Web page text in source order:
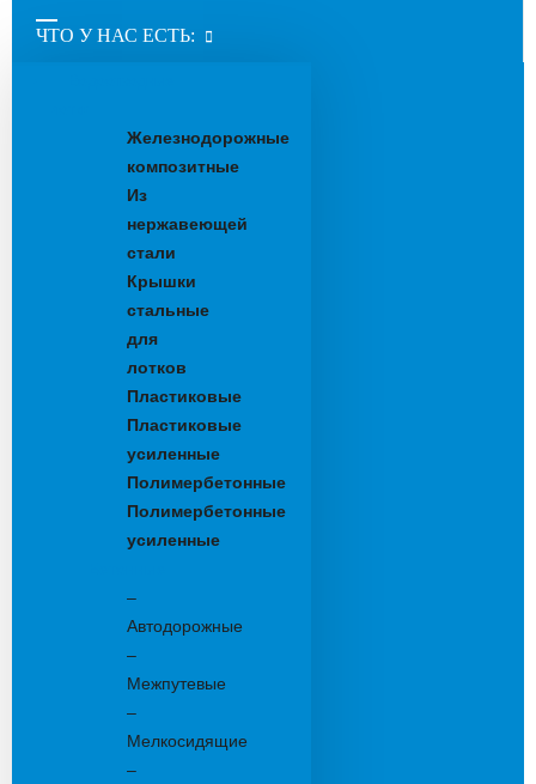
ЧТО У НАС ЕСТЬ:
Железнодорожные
композитные
Из
нержавеющей
стали
Крышки
стальные
для
лотков
Пластиковые
Пластиковые
усиленные
Полимербетонные
Полимербетонные
усиленные
–
Автодорожные
–
Межпутевые
–
Мелкосидящие
–